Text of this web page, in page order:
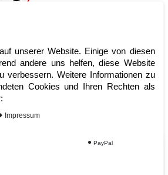
unserer Website. Einige von diesen
andere uns helfen, diese Website
verbessern. Weitere Informationen zu
Cookies und Ihren Rechten als
Impressum
PayPal